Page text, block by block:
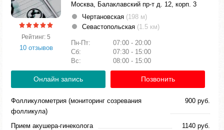
Рейтинг: 5
10 отзывов
Москва, Балаклавский пр-т д. 12, корп. 3
Чертановская (198 м)
Севастопольская (1.5 км)
Пн-Пт:
07:00 - 20:00
Сб:
07:30 - 15:00
Вс:
08:00 - 15:00
Онлайн запись Позвонить
Фолликулометрия (мониторинг созревания
фолликула)
900 руб.
Прием акушера-гинеколога
1140 руб.